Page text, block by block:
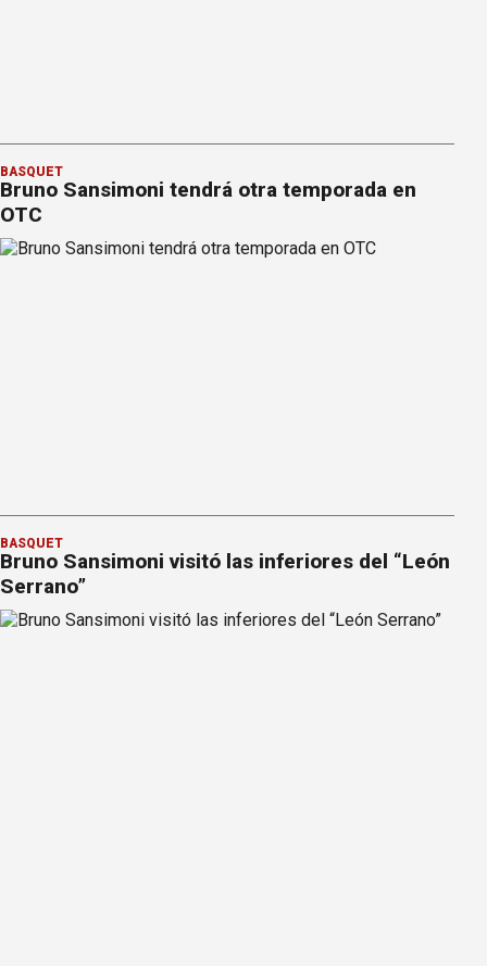
BÁSQUET
Bruno Sansimoni tendrá otra temporada en
OTC
BÁSQUET
Bruno Sansimoni visitó las inferiores del “León
Serrano”